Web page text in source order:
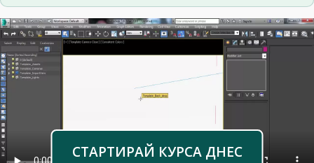
СТАРТИРАЙ КУРСА ДНЕС